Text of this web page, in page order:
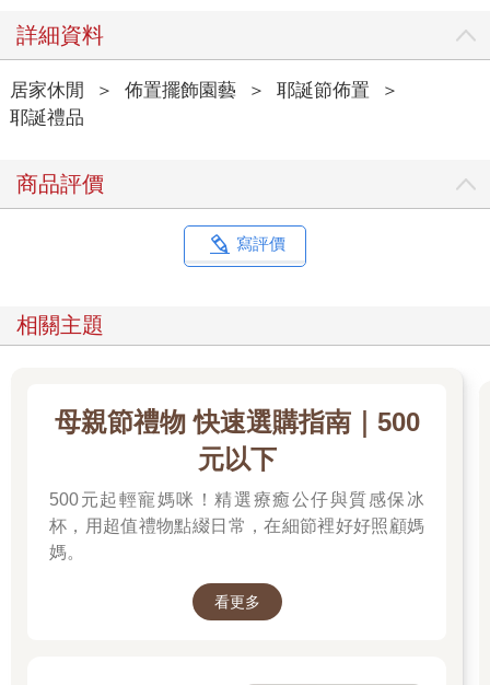
詳細資料
居家休閒 ＞ 佈置擺飾園藝 ＞ 耶誕節佈置
＞
耶誕禮品
商品評價
寫評價
相關主題
母親節禮物 快速選購指南｜500
元以下
500元起輕寵媽咪！精選療癒公仔與質感保冰
杯，用超值禮物點綴日常，在細節裡好好照顧媽
媽。
看更多